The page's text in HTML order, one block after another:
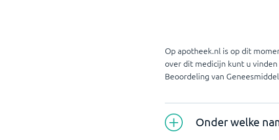
Op apotheek.nl is op dit
over dit medicijn kunt u vinden
Beoordeling van
Onder welke